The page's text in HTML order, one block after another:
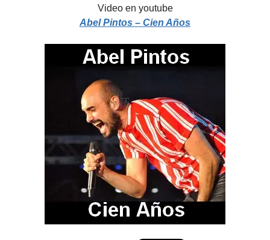
Video en youtube
Abel Pintos – Cien Años